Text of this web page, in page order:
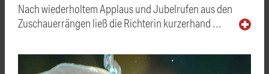
Nach wiederholtem Applaus und Jubelrufen aus den
Zuschauerrängen ließ die Richterin kurzerhand …